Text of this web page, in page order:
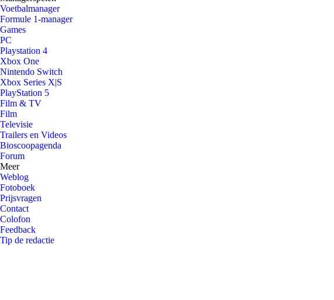
Voetbalmanager
Formule 1-manager
Games
PC
Playstation 4
Xbox One
Nintendo Switch
Xbox Series X|S
PlayStation 5
Film & TV
Film
Televisie
Trailers en Videos
Bioscoopagenda
Forum
Meer
Weblog
Fotoboek
Prijsvragen
Contact
Colofon
Feedback
Tip de redactie